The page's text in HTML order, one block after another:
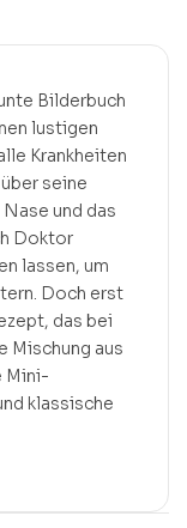
Bilderbuch
lustigen
Krankheiten
seine
und das
Doktor
lassen, um
Doch erst
das bei
Mischung aus
Mini-
klassische